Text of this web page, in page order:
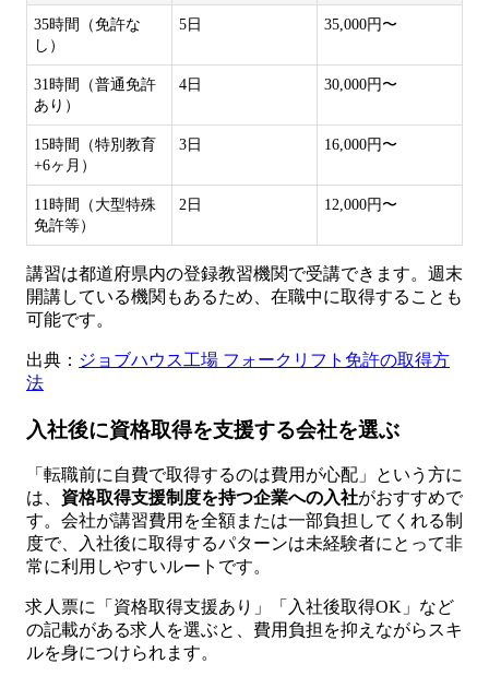
35時間（免許な
し）
5日 35,000円〜
31時間（普通免許
あり）
4日 30,000円〜
15時間（特別教育
+6ヶ月）
3日 16,000円〜
11時間（大型特殊
免許等）
2日 12,000円〜
講習は都道府県内の登録教習機関で受講できます。週末
開講している機関もあるため、在職中に取得することも
可能です。
出典： ジョブハウス工場 フォークリフト免許の取得方
法
入社後に資格取得を支援する会社を選ぶ
「転職前に自費で取得するのは費用が心配」という方に
は、 資格取得支援制度を持つ企業への入社がおすすめで
す。会社が講習費用を全額または一部負担してくれる制
度で、入社後に取得するパターンは未経験者にとって非
常に利用しやすいルートです。
求人票に「資格取得支援あり」「入社後取得OK」など
の記載がある求人を選ぶと、費用負担を抑えながらスキ
ルを身につけられます。